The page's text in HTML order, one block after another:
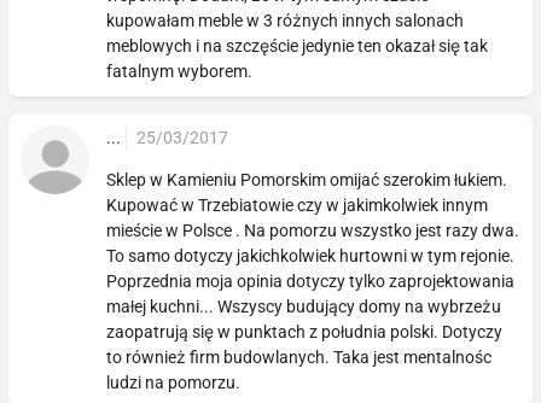
kupowałam meble w 3 różnych innych salonach
meblowych i na szczęście jedynie ten okazał się tak
fatalnym wyborem.
... 25/03/2017
Sklep w Kamieniu Pomorskim omijać szerokim łukiem.
Kupować w Trzebiatowie czy w jakimkolwiek innym
mieście w Polsce . Na pomorzu wszystko jest razy dwa.
To samo dotyczy jakichkolwiek hurtowni w tym rejonie.
Poprzednia moja opinia dotyczy tylko zaprojektowania
małej kuchni... Wszyscy budujący domy na wybrzeżu
zaopatrują się w punktach z południa polski. Dotyczy
to również firm budowlanych. Taka jest mentalnośc
ludzi na pomorzu.